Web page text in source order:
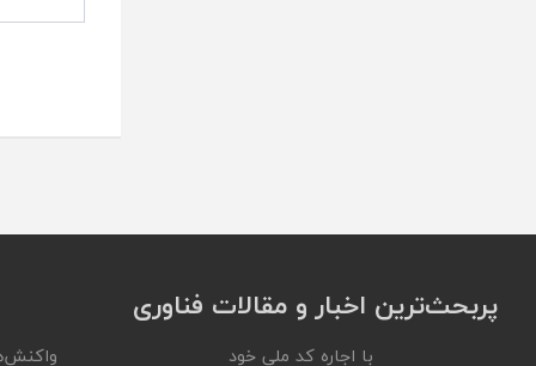
پربحث‌ترین اخبار و مقالات فناوری
با اجاره کد ملی خود